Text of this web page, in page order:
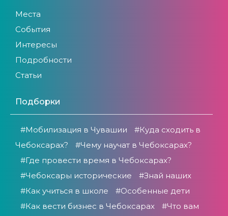
Места
События
Интересы
Подробности
Статьи
Подборки
#Мобилизация в Чувашии
#Куда сходить в
Чебоксарах?
#Чему научат в Чебоксарах?
#Где провести время в Чебоксарах?
#Чебоксары исторические
#Знай наших
#Как учиться в школе
#Особенные дети
#Как вести бизнес в Чебоксарах
#Что вам